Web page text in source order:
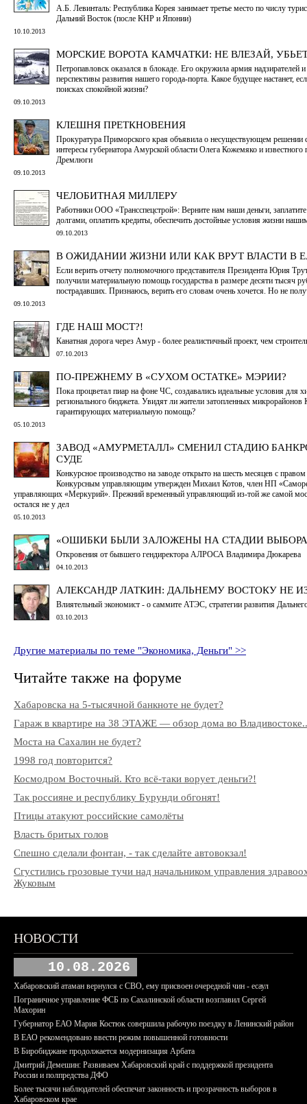
А.Б. Левинталь: Республика Корея занимает третье место по числу
Дальний Восток (после КНР и Японии)
10.10.2013
МОРСКИЕ ВОРОТА КАМЧАТКИ: НЕ ВЛЕЗАЙ,
Петропавловск оказался в блокаде. Его окружила армия надзирателей
перспективы развития нашего города-порта. Какое будущее настанет,
поисках спокойной жизни?
09.10.2013
КЛЕШНЯ ПРЕТКНОВЕНИЯ
Прокуратура Приморского края объявила о несуществующем решении
интересы губернатора Амурской области Олега Кожемяко и
Дремлюги
09.10.2013
ЧЕЛОБИТНАЯ МИЛЛЕРУ
Работники ООО «Трансспецстрой»: Верните нам наши деньги,
долгами, оплатить кредиты, обеспечить достойные условия жизни
09.10.2013
В ОЖИДАНИИ ЖИЗНИ ИЛИ КАК ВРУТ ВЛАСТИ В
Если верить отчету полномочного представителя Президента Юрия
получили материальную помощь государства в размере десяти тысяч
пострадавших. Признаюсь, верить его словам очень хочется. Но не
09.10.2013
ГДЕ НАШ МОСТ?!
Канатная дорога через Амур - более реалистичный проект, чем
07.10.2013
ПО-ПРЕЖНЕМУ В «СУХОМ ОСТАТКЕ» МЭРИИ?
Пока процветал пиар на фоне ЧС, создавались идеальные условия для
регионального бюджета. Увидят ли жители затопленных микрорайонов
гарантирующих материальную помощь?
05.10.2013
ЗАВОД «АМУРМЕТАЛЛ» СМЕНИЛ СТАДИЮ
СУДЕ
Конкурсное производство на заводе открыто на шесть месяцев с
Конкурсным управляющим утвержден Михаил Котов, член НП
управляющих «Меркурий». Прежний временный управляющий из-той же самой
остался не у дел
05.10.2013
«ОШИБКИ БЫЛИ ЗАЛОЖЕНЫ НА СТАДИИ
Откровения от бывшего гендиректора АЛРОСА Владимира Дюкарева
04.10.2013
АЛЕКСАНДР ЛАТКИН: ДАЛЬНЕМУ ВОСТОКУ НЕ
Влиятельный экономист - о саммите АТЭС, стратегии развития
03.10.2013
Другие материалы по теме "Экономика, Деньги" >>
Читайте также на форуме
Хабаровска на 5-тысячной банкноте не будет?
Гараж в квартире на 38 ЭТАЖЕ — обзор дома во
Моста на Сахалин не будет?
1998 год повторится?
Космодром Восточный. Кто всё-таки ворует деньги?!
Так россияне и республику Бурунди обгонят!
Птицы атакуют российские самолёты
Власть бритых голов
Спешно сделали фонтан, - так сделайте автовокзал!
Сгустились грозовые тучи над начальником управления
Жуковым
НОВОСТИ
10.08.2026
Хабаровский атаман вернулся с СВО, ему присвоен очередной чин - есаул
Пограничное управление ФСБ по Сахалинской области возглавил Сергей
Махорин
Губернатор ЕАО Мария Костюк совершила рабочую поездку в Ленинский район
В ЕАО рекомендовано ввести режим повышенной готовности
В Биробиджане продолжается модернизация Арбата
Дмитрий Демешин: Развиваем Хабаровский край с поддержкой президента
России и полпредства ДФО
Более тысячи наблюдателей обеспечат законность и прозрачность выборов в
Хабаровском крае